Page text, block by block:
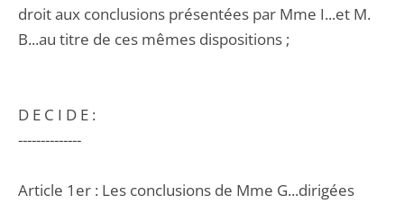
droit aux conclusions présentées par Mme I...et M.
B...au titre de ces mêmes dispositions ;
D E C I D E :
--------------
Article 1er : Les conclusions de Mme G...dirigées